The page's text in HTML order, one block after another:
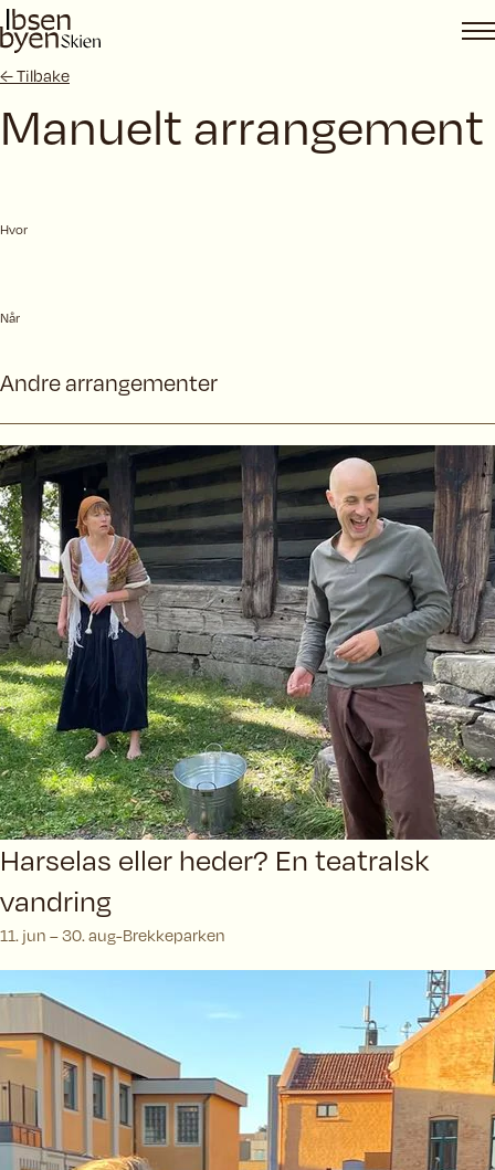
Hopp
til
innhold
← Tilbake
Manuelt arrangement
Hvor
Når
Andrearrangementer
Harselas eller heder? En teatralsk
vandring
11. jun – 30. aug Brekkeparken